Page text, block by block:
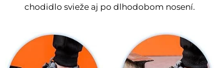
chodidlo svieže aj po dlhodobom nosení.